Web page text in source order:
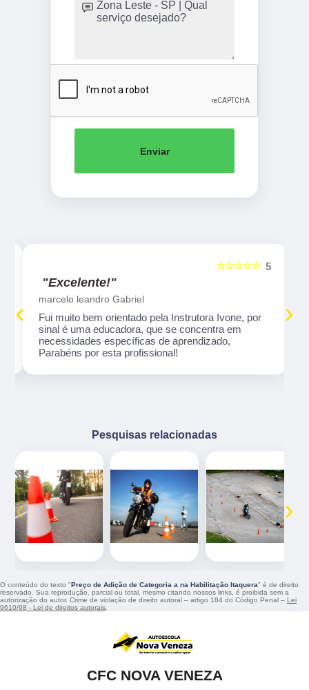
Enviar
5
☆☆☆☆☆
"Excelente!"
marcelo leandro Gabriel
Fui muito bem orientado pela Instrutora Ivone, por
sinal é uma educadora, que se concentra em
necessidades específicas de aprendizado,
Parabéns por esta profissional!
‹ ›
Pesquisas relacionadas
‹ ›
O conteúdo do texto "Preço de Adição de Categoria a na Habilitação Itaquera" é de direito
reservado. Sua reprodução, parcial ou total, mesmo citando nossos links, é proibida sem a
autorização do autor. Crime de violação de direito autoral – artigo 184 do Código Penal – Lei
9610/98 - Lei de direitos autorais
CFC NOVA VENEZA